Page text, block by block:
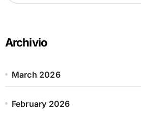
h
f
r
Archivio
March 2026
February 2026